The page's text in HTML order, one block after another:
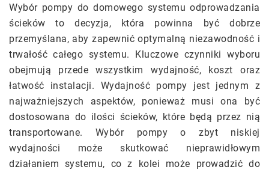
Wybór pompy do domowego systemu odprowadzania
ścieków to decyzja, która powinna być dobrze
przemyślana, aby zapewnić optymalną niezawodność i
trwałość całego systemu. Kluczowe czynniki wyboru
obejmują przede wszystkim wydajność, koszt oraz
łatwość instalacji. Wydajność pompy jest jednym z
najważniejszych aspektów, ponieważ musi ona być
dostosowana do ilości ścieków, które będą przez nią
transportowane. Wybór pompy o zbyt niskiej
wydajności może skutkować nieprawidłowym
działaniem systemu, co z kolei może prowadzić do